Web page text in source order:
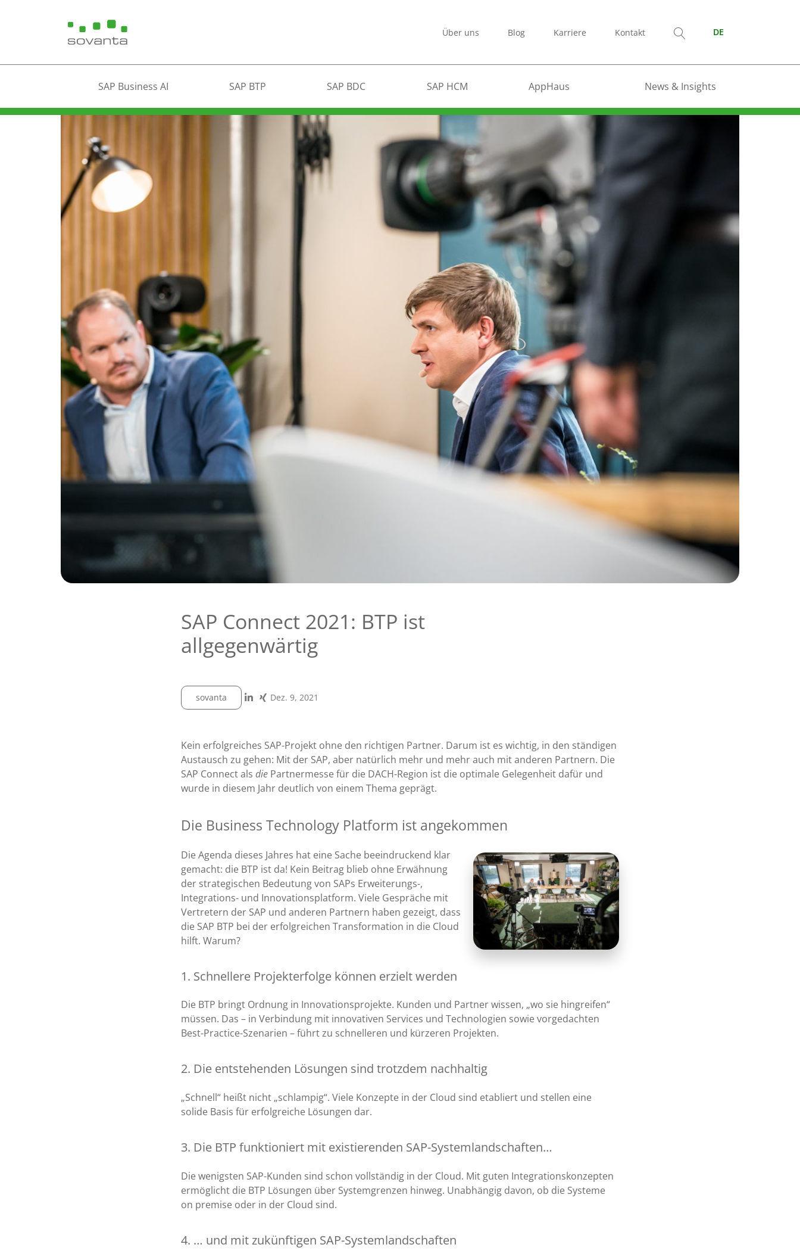
Über uns Blog Karriere Kontakt DE
SAP Business AI SAP BTP SAP BDC SAP HCM AppHaus News & Insights
SAP Connect 2021: BTP ist
allgegenwärtig
sovanta Dez. 9, 2021
Kein erfolgreiches SAP-Projekt ohne den richtigen Partner. Darum ist es wichtig, in den ständigen
Austausch zu gehen: Mit der SAP, aber natürlich mehr und mehr auch mit anderen Partnern. Die
SAP Connect als die Partnermesse für die DACH-Region ist die optimale Gelegenheit dafür und
wurde in diesem Jahr deutlich von einem Thema geprägt.
Die Business Technology Platform ist angekommen
Die Agenda dieses Jahres hat eine Sache beeindruckend klar
gemacht: die BTP ist da! Kein Beitrag blieb ohne Erwähnung
der strategischen Bedeutung von SAPs Erweiterungs-,
Integrations- und Innovationsplatform. Viele Gespräche mit
Vertretern der SAP und anderen Partnern haben gezeigt, dass
die SAP BTP bei der erfolgreichen Transformation in die Cloud
hilft. Warum?
1. Schnellere Projekterfolge können erzielt werden
Die BTP bringt Ordnung in Innovationsprojekte. Kunden und Partner wissen, „wo sie hingreifen“
müssen. Das – in Verbindung mit innovativen Services und Technologien sowie vorgedachten
Best-Practice-Szenarien – führt zu schnelleren und kürzeren Projekten.
2. Die entstehenden Lösungen sind trotzdem nachhaltig
„Schnell“ heißt nicht „schlampig“. Viele Konzepte in der Cloud sind etabliert und stellen eine
solide Basis für erfolgreiche Lösungen dar.
3. Die BTP funktioniert mit existierenden SAP-Systemlandschaften…
Die wenigsten SAP-Kunden sind schon vollständig in der Cloud. Mit guten Integrationskonzepten
ermöglicht die BTP Lösungen über Systemgrenzen hinweg. Unabhängig davon, ob die Systeme
on premise oder in der Cloud sind.
4. … und mit zukünftigen SAP-Systemlandschaften